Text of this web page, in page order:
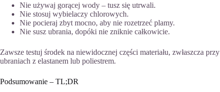
Nie używaj gorącej wody – tusz się utrwali.
Nie stosuj wybielaczy chlorowych.
Nie pocieraj zbyt mocno, aby nie rozetrzeć plamy.
Nie susz ubrania, dopóki nie zniknie całkowicie.
Zawsze testuj środek na niewidocznej części materiału, zwłaszcza przy
ubraniach z elastanem lub poliestrem.
Podsumowanie – TL;DR